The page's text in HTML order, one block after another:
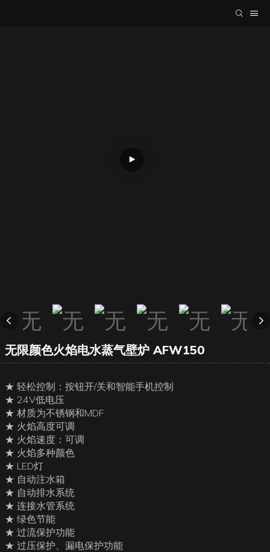
无限颜色火焰电水蒸气壁炉 AFW150
★ 轻松控制：按钮开/关和智能手机控制
★ 24V低电压
★ 材质为不锈钢和MDF
★ 火焰高度可调
★ 火焰速度：可调
★ 火焰多种颜色
★ LED灯
★ 自动注水箱
★ 自动排水系统
★ 连接水管系统
★ 绿色节能
★ 过流保护功能
★ 过压保护、漏电保护功能